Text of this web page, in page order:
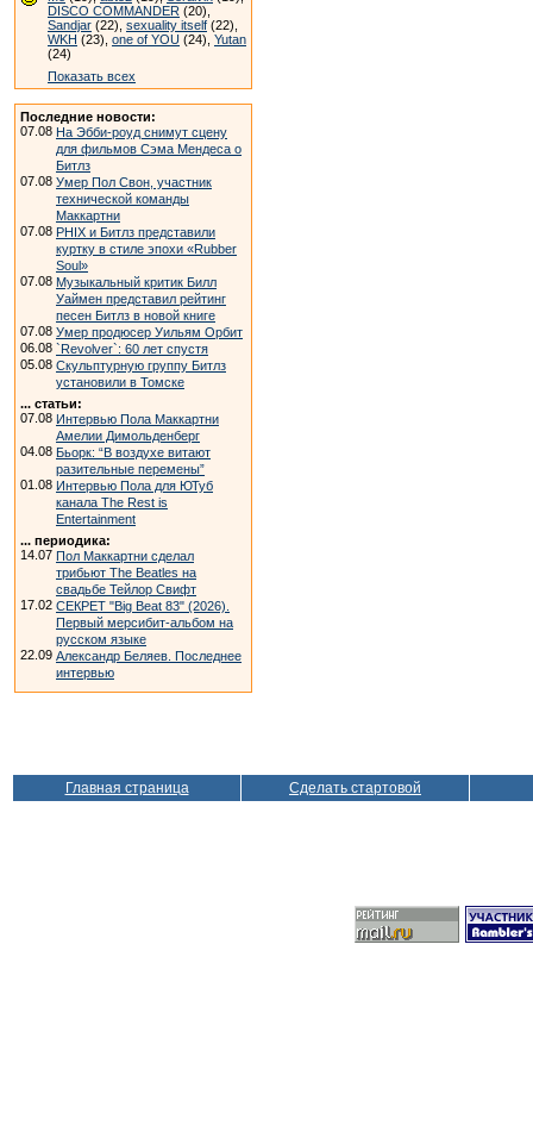
DISCO COMMANDER (20),
Sandjar (22), sexuality itself (22),
WKH (23), one of YOU (24), Yutan
(24)
Показать всех
Последние новости:
07.08 На Эбби-роуд снимут сцену
для фильмов Сэма Мендеса о
Битлз
07.08 Умер Пол Свон, участник
технической команды
Маккартни
07.08 PHIX и Битлз представили
куртку в стиле эпохи «Rubber
Soul»
07.08 Музыкальный критик Билл
Уаймен представил рейтинг
песен Битлз в новой книге
07.08 Умер продюсер Уильям Орбит
06.08 `Revolver`: 60 лет спустя
05.08 Скульптурную группу Битлз
установили в Томске
... статьи:
07.08 Интервью Пола Маккартни
Амелии Димольденберг
04.08 Бьорк: “В воздухе витают
разительные перемены”
01.08 Интервью Пола для ЮТуб
канала The Rest is
Entertainment
... периодика:
14.07 Пол Маккартни сделал
трибьют The Beatles на
свадьбе Тейлор Свифт
17.02 СЕКРЕТ "Big Beat 83" (2026).
Первый мерсибит-альбом на
русском языке
22.09 Александр Беляев. Последнее
интервью
Главная страница Сделать стартовой